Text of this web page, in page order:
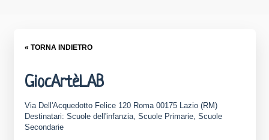
« TORNA INDIETRO
GiocArtèLAB
Via Dell'Acquedotto Felice 120 Roma 00175 Lazio (RM)
Destinatari: Scuole dell'infanzia, Scuole Primarie, Scuole
Secondarie